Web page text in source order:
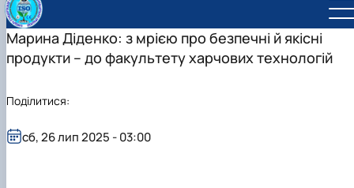
сертифікація»
Графік і розклад освітнього процесу
Робочі програми навчальних дисциплін
Практичне навчання
НАУКОВА ДІЯЛЬНІСТЬ
Гуртки наукового спрямування
Видання та публікації кафедри
ПРОФОРІЄНТАЦІЙНА ДІЯЛЬНІСТЬ
Інформація для абітурієнтів
Профорієнтаційні заходи
МІЖНАРОДНА ДІЯЛЬНІСТЬ
АКРЕДИТАЦІЯ
Марина Діденко: з мрією про безпечні й якісні
продукти – до факультету харчових технологій
сб, 26 лип 2025 - 03:00
Поділитися: